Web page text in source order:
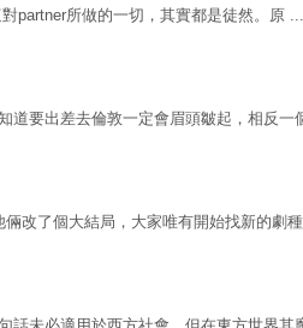
partner所做的一切，其實都是徒然。原 ...
道要出差去倫敦一定會眉頭皺起，相反一
改了個大結局，大家唯有開始找新的劇種